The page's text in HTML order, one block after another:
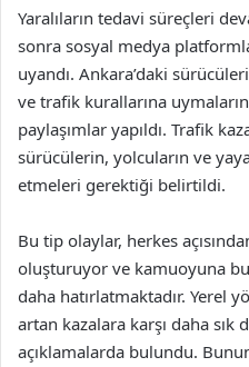
Yaralıların tedavi süreçleri
sonra sosyal medya
uyandı. Ankara’daki
ve trafik kurallarına
paylaşımlar yapıldı. Trafik
sürücülerin, yolcuların ve
etmeleri gerektiği belirtildi.
Bu tip olaylar, herkes
oluşturuyor ve kamuoyuna
daha hatırlatmaktadır. Yerel
artan kazalara karşı daha sık
açıklamalarda bulundu.